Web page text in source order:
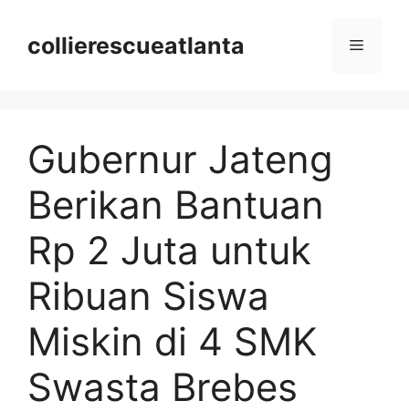
collierescueatlanta Menu
Gubernur Jateng
Berikan Bantuan
Rp 2 Juta untuk
Ribuan Siswa
Miskin di 4 SMK
Swasta Brebes